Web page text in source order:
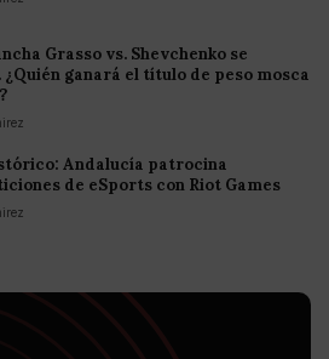
Grasso vs. Shevchenko se
¿Quién ganará el título de peso mosca
Andalucía patrocina
de eSports con Riot Games